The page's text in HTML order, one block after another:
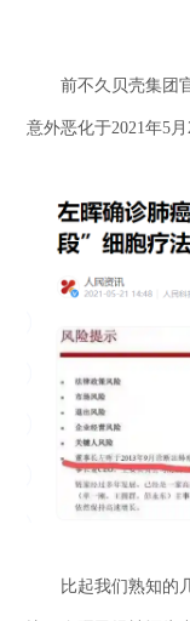
前不久贝壳集团官
意外恶化于2021年5月
比起我们熟知的几